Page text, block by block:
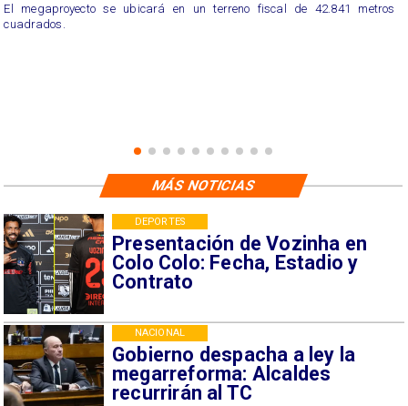
El megaproyecto se ubicará en un terreno fiscal de 42.841 metros
cuadrados.
Presentación de Vozinha en
Colo Colo: Fecha, Estadio y
Contrato
DEPORTES
Gobierno despacha a ley la
megarreforma: Alcaldes
recurrirán al TC
NACIONAL
MÁS NOTICIAS